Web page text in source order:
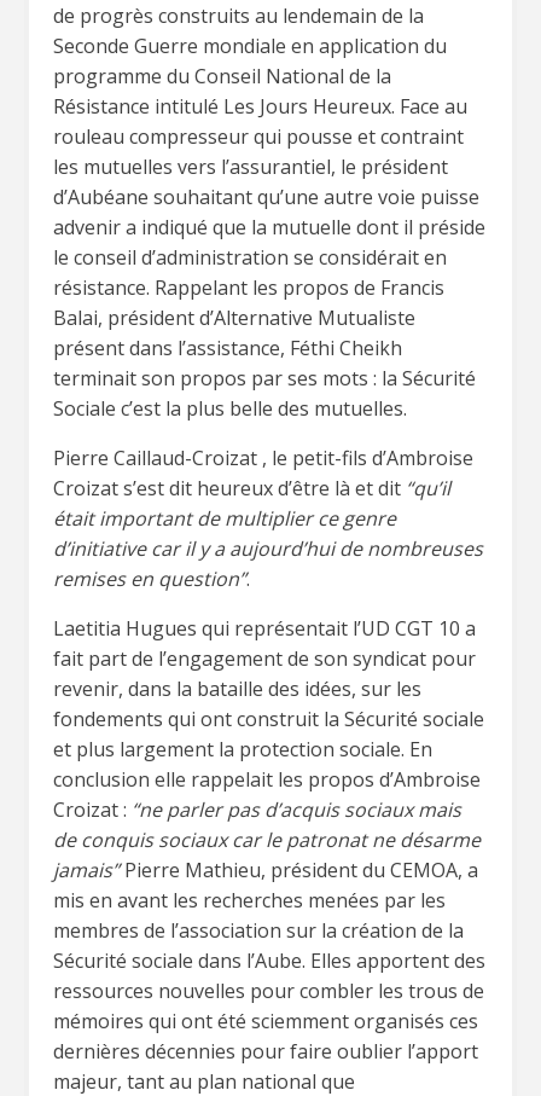
de progrès construits au lendemain de la
Seconde Guerre mondiale en application du
programme du Conseil National de la
Résistance intitulé Les Jours Heureux. Face au
rouleau compresseur qui pousse et contraint
les mutuelles vers l’assurantiel, le président
d’Aubéane souhaitant qu’une autre voie puisse
advenir a indiqué que la mutuelle dont il préside
le conseil d’administration se considérait en
résistance. Rappelant les propos de Francis
Balai, président d’Alternative Mutualiste
présent dans l’assistance, Féthi Cheikh
terminait son propos par ses mots : la Sécurité
Sociale c’est la plus belle des mutuelles.
Pierre Caillaud-Croizat , le petit-fils d’Ambroise
Croizat s’est dit heureux d’être là et dit “qu’il
était important de multiplier ce genre
d’initiative car il y a aujourd’hui de nombreuses
remises en question”.
Laetitia Hugues qui représentait l’UD CGT 10 a
fait part de l’engagement de son syndicat pour
revenir, dans la bataille des idées, sur les
fondements qui ont construit la Sécurité sociale
et plus largement la protection sociale. En
conclusion elle rappelait les propos d’Ambroise
Croizat : “ne parler pas d’acquis sociaux mais
de conquis sociaux car le patronat ne désarme
jamais”Pierre Mathieu, président du CEMOA, a
mis en avant les recherches menées par les
membres de l’association sur la création de la
Sécurité sociale dans l’Aube. Elles apportent des
ressources nouvelles pour combler les trous de
mémoires qui ont été sciemment organisés ces
dernières décennies pour faire oublier l’apport
majeur, tant au plan national que